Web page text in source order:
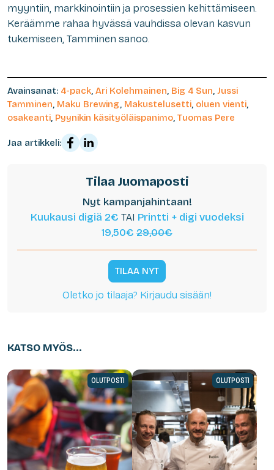
myyntiin, markkinointiin ja prosessien kehittämiseen.
Keräämme rahaa hyvässä vauhdissa olevan kasvun
tukemiseen, Tamminen sanoo.
Avainsanat: 4-pack, Ari Kolehmainen, Big 4 Sun, Jussi
Tamminen, Maku Brewing, Makustelusetti, oluen vienti,
osakeanti, Pyynikin käsityöläispanimo, Tuomas Pere
Jaa artikkeli:
Tilaa Juomaposti
Nyt kampanjahintaan!
Kuukausi digiä 2€ TAI Printti + digi vuodeksi
19,50€ 29,00€
TILAA NYT
Oletko jo tilaaja? Kirjaudu sisään!
KATSO MYÖS...
OLUTPOSTI OLUTPOSTI